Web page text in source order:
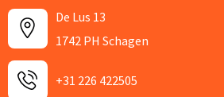
De Lus 13
1742 PH Schagen
+31 226 422505